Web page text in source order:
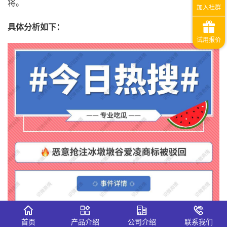
将。
具体分析如下：
首页 产品介绍 公司介绍 联系我们